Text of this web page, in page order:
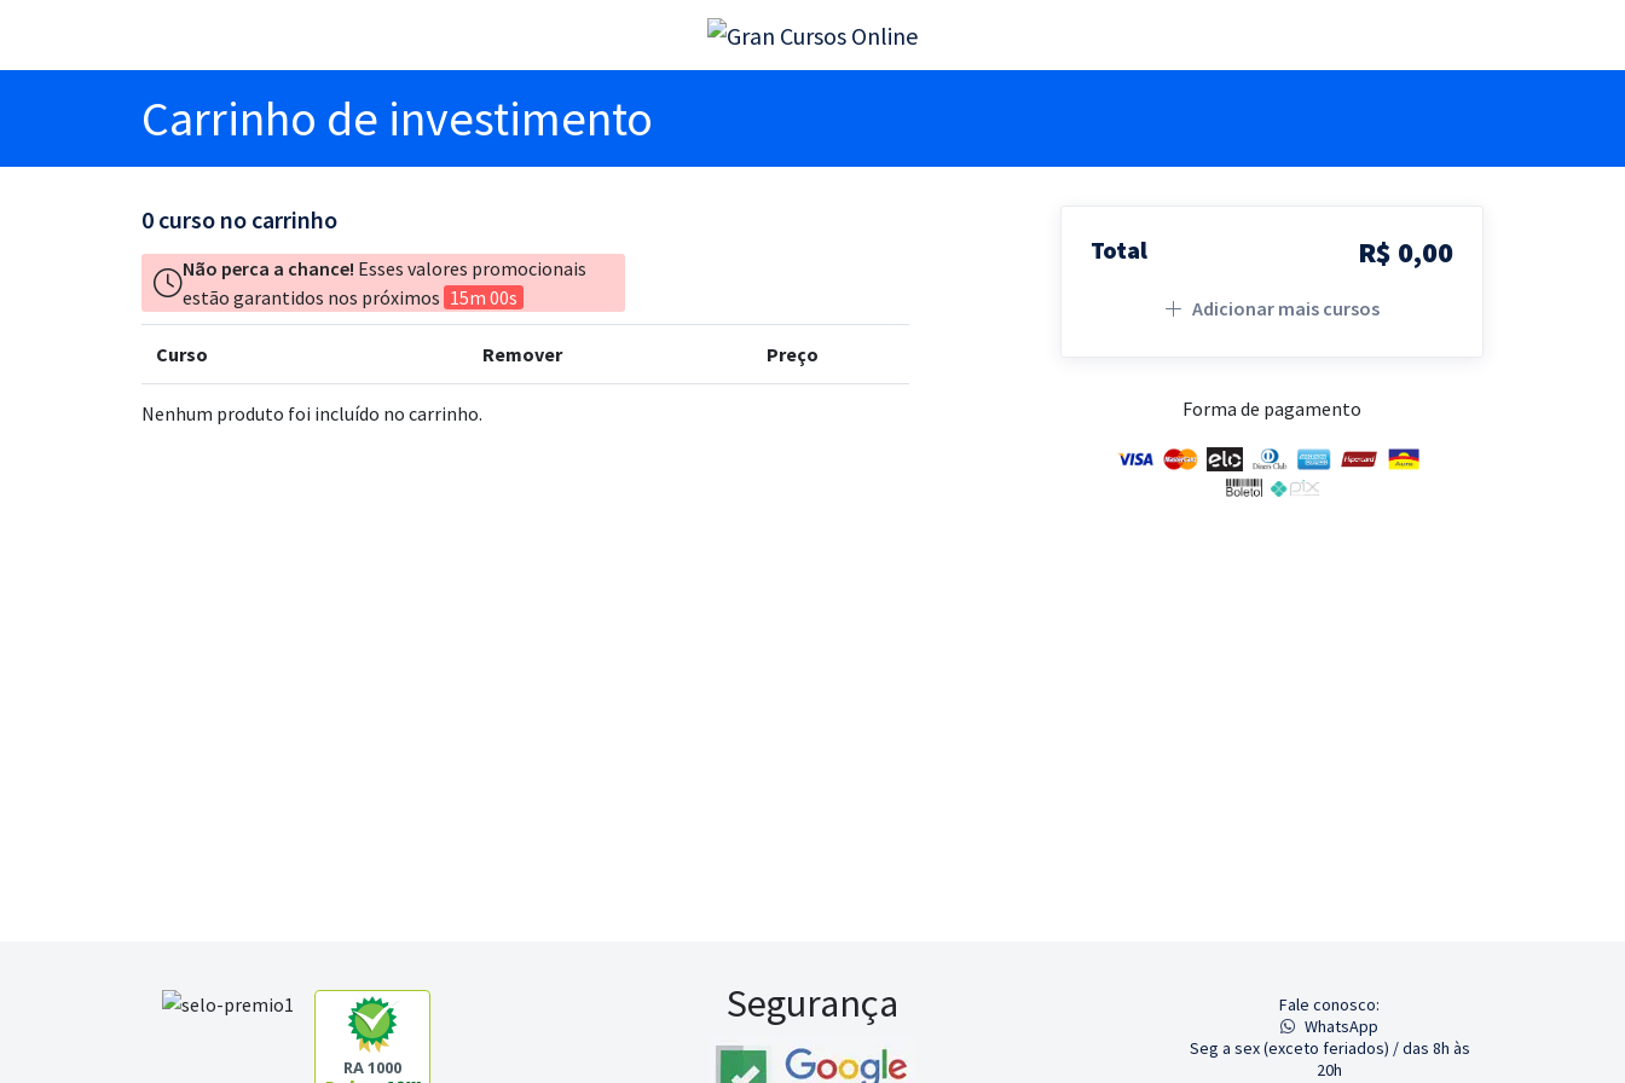
Carrinho de investimento
0 curso no carrinho
Não perca a chance! Esses valores promocionais
estão garantidos nos próximos 15m 00s
Curso Remover Preço
Nenhum produto foi incluído no carrinho.
Total R$ 0,00
Adicionar mais cursos
Forma de pagamento
RA 1000
Segurança
Fale conosco:
WhatsApp
Seg a sex (exceto feriados) / das 8h às
20h